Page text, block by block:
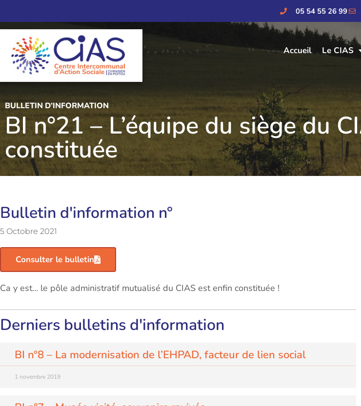
05 54 55 26 99
Accueil Le CIAS
BULLETIN D’INFORMATION
BI n°21 – L’équipe du siège du
constituée
Bulletin d'information n°
5 Octobre 2021
Consulter le bulletin
Ca y est… le pôle administratif mutualisé du CIAS est enfin constituée !
Derniers bulletins d'information
BI n°8 – La modernisation de l’EHPAD, facteur de lien social
1 novembre 2019